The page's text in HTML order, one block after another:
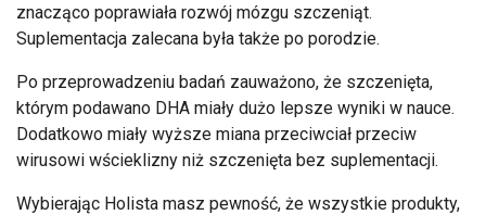
znacząco poprawiała rozwój mózgu szczeniąt.
Suplementacja zalecana była także po porodzie.
Po przeprowadzeniu badań zauważono, że szczenięta,
którym podawano DHA miały dużo lepsze wyniki w nauce.
Dodatkowo miały wyższe miana przeciwciał przeciw
wirusowi wścieklizny niż szczenięta bez suplementacji.
Wybierając Holista masz pewność, że wszystkie produkty,